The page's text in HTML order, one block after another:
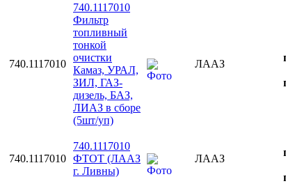
740.1117010
740.1117010
Фильтр
топливный
тонкой
очистки
Камаз, УРАЛ,
ЗИЛ, ГАЗ-
дизель, БАЗ,
ЛИАЗ в сборе
(5шт/уп)
ЛААЗ
740.1117010
740.1117010
ФТОТ (ЛААЗ
г. Ливны)
ЛААЗ